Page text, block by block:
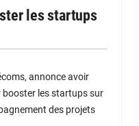
les startups
annonce avoir
booster les startups sur
des projets